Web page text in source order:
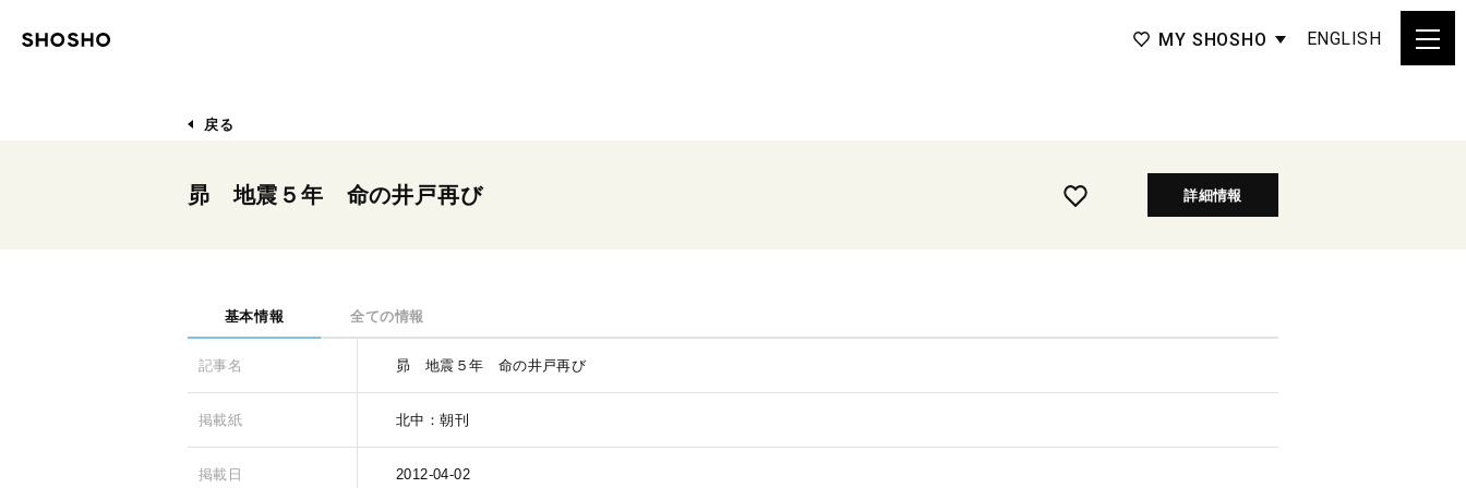
MY SHOSHO ENGLISH
戻る
昴 地震５年 命の井戸再び 詳細情報
基本情報 全ての情報
記事名 昴 地震５年 命の井戸再び
掲載紙 北中：朝刊
掲載日 2012-04-02